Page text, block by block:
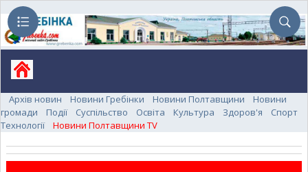
Архів новин Новини Гребінки Новини Полтавщини
Новини
громади
Події Суспільство Освіта Культура Здоров'я
Спорт
Технології
Новини Полтавщини TV